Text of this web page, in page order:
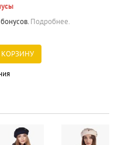
Подробнее.